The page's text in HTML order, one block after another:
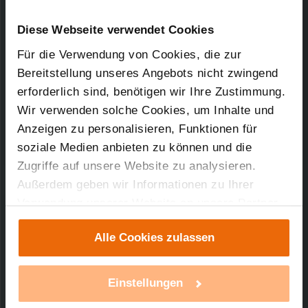
Diese Webseite verwendet Cookies
Für die Verwendung von Cookies, die zur
Bereitstellung unseres Angebots nicht zwingend
erforderlich sind, benötigen wir Ihre Zustimmung.
Wir verwenden solche Cookies, um Inhalte und
Anzeigen zu personalisieren, Funktionen für
soziale Medien anbieten zu können und die
Zugriffe auf unsere Website zu analysieren.
Außerdem geben wir Informationen zu Ihrer
Verwendung unserer Website an unsere Partner
für soziale Medien, Werbung und Analysen weiter.
Unsere Partner führen diese Informationen
möglicherweise mit weiteren Daten zusammen,
die Sie ihnen bereitgestellt haben oder die sie im
Alle Cookies zulassen
Einstellungen
Artikel-Nr.: 142016CxA
14.11.2016
59,43 KB
Technischer Support
Sie benötigen technischen Support bei einem